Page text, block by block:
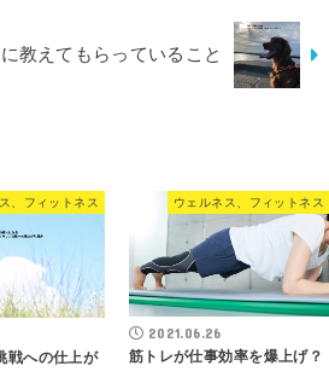
教えてもらっていること
、フィットネス
戦への仕上が
ウェルネス、フィットネス
2021.06.26
筋トレが仕事効率を爆上げ？